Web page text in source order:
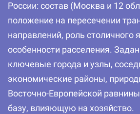
России: состав (Москва и 12
положение на пересечении
направлений, роль столичного
особенности расселения.
ключевые города и узлы,
экономические районы,
Восточно-Европейской
базу, влияющую на хозяйство.